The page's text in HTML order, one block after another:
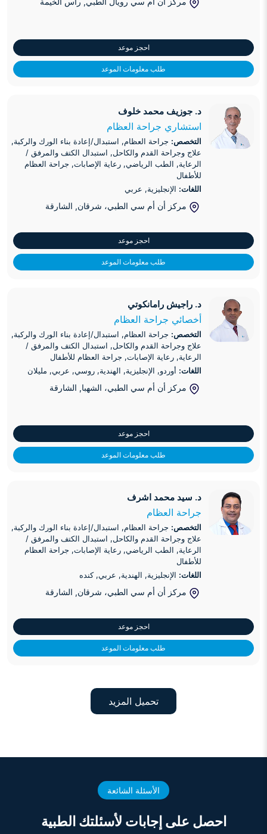
احجز موعد
طلب معلومات الموعد
د. جوزيف محمد خلوف
د. جوزيف محمد خلوف
استشاري جراحة العظام
التخصص: جراحة العظام, استبدال/إعادة بناء الورك والركبة,
علاج وجراحة القدم والكاحل, استبدال الكتف والمرفق /
الرعاية, الطب الرياضي, رعاية الإصابات, جراحة العظام
للأطفال
اللغات: الإنجليزية, عربي
مركز أن أم سي الطبي، شرقان , الشارقة
احجز موعد
طلب معلومات الموعد
د. راجيش رامانكوتي
د. راجيش رامانكوتي
أخصائي جراحة العظام
التخصص: جراحة العظام, استبدال/إعادة بناء الورك والركبة,
علاج وجراحة القدم والكاحل, استبدال الكتف والمرفق /
الرعاية, رعاية الإصابات, جراحة العظام للأطفال
اللغات: أوردو, الإنجليزية, الهندية, روسي, عربي, مليلان
مركز أن أم سي الطبي، الشهبا , الشارقة
احجز موعد
طلب معلومات الموعد
د. سيد محمد اشرف
د. سيد محمد اشرف
جراحة العظام
التخصص: جراحة العظام, استبدال/إعادة بناء الورك والركبة,
علاج وجراحة القدم والكاحل, استبدال الكتف والمرفق /
الرعاية, الطب الرياضي, رعاية الإصابات, جراحة العظام
للأطفال
اللغات: الإنجليزية, الهندية, عربي, كنده
مركز أن أم سي الطبي، شرقان , الشارقة
احجز موعد
طلب معلومات الموعد
تحميل المزيد
الأسئلة الشائعة
احصل على إجابات لأسئلتك الطبية